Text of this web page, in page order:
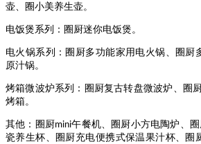
壶、圈小美养生壶。
电饭煲系列：圈厨迷你电饭煲。
电火锅系列：圈厨多功能家用电火锅、圈厨
原汁锅。
烤箱微波炉系列：圈厨复古转盘微波炉、圈
烤箱。
其他：圈厨mini午餐机、圈厨小方电陶炉、
瓷养生杯、圈厨充电便携式保温果汁杯、圈